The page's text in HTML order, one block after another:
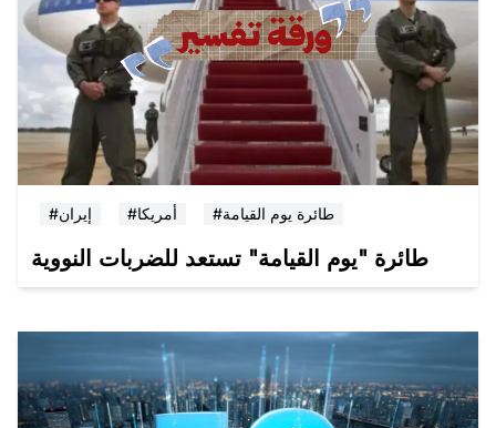
#إيران #أمريكا #طائرة يوم القيامة
طائرة "يوم القيامة" تستعد للضربات النووية